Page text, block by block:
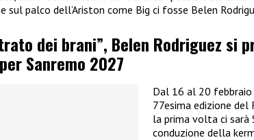
sul palco dell’Ariston come Big ci fosse Belen
dei brani”, Belen Rodriguez si
Sanremo 2027
Dal 16 al 20
77esima edizione del
la prima volta ci
conduzione della